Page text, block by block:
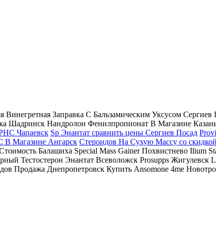
Заправка С Бальзамическим Уксусом Сергиев
Нандролон Фенилпропионат В Магазине Казань
Чапаевск Sp Энантат сравнить цены Сергиев Посад
В Магазине Ангарск Стероидов На Сухую Массу со
Балашиха Special Mass Gainer Похвистнево Ilium
Тестостерон Энантат Всеволожск Prosupps Жигулевск
Продажа Днепропетровск Купить Ansomone 4me